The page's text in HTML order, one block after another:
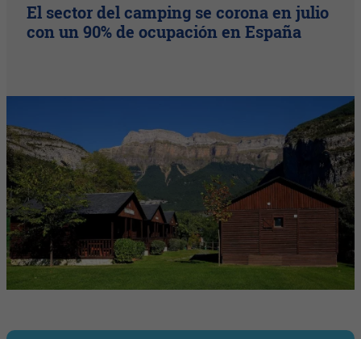
El sector del camping se corona en julio
con un 90% de ocupación en España